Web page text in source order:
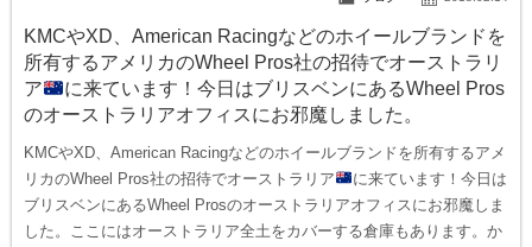
KMCやXD、American Racingなどのホイールブランドを
所有するアメリカのWheel Pros社の招待でオーストラリ
ア
に来ています！今日はブリスベンにあるWheel Pros
のオーストラリアオフィスにお邪魔しました。
KMCやXD、American Racingなどのホイールブランドを所有するアメ
リカのWheel Pros社の招待でオーストラリア
に来ています！今日は
ブリスベンにあるWheel Prosのオーストラリアオフィスにお邪魔しま
した。ここにはオーストラリア全土をカバーする倉庫もあります。か